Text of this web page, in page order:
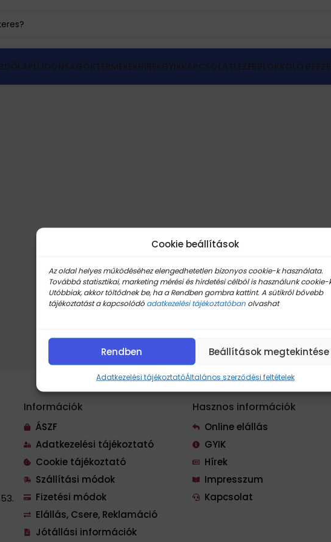
Cookie beállítások
Az oldal helyes működéséhez elengedhetetlen bizonyos cookie-k használata.
Továbbá statisztikai, marketing mérési és hirdetési célból is használunk cookie-
Utóbbiak, akkor töltődnek be, ha a Rendben gombra kattint. A sütikről bővebb
tájékoztatást a kapcsolódó adatkezelési tájékoztatóban olvashat
Rendben Beállítások megtekintése
Adatkezelési tájékoztatóÁltalános szerződési feltételek
ÚJDONSÁGOKTERMÉKEKHÍREKGYIKKAPCSOLATLÉZERBLOKKOLÓ
Információk
ÁSZF
Adatkezelési tájékoztató
Cookie tájékoztató
Szállítási módok
Fizetési módok
Elállás, Csere, Reklamáció
Jótállási információk
Hasznos információk
Online elállás
GYIK
Hírek
Impresszum
Kapcsolat